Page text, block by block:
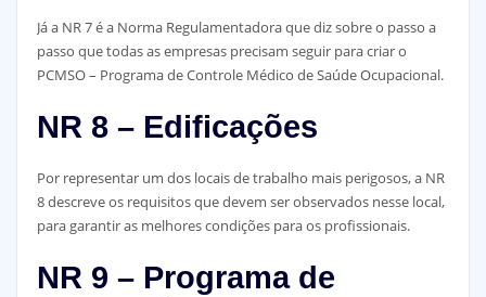
Já a NR 7 é a Norma Regulamentadora que diz sobre o passo a
passo que todas as empresas precisam seguir para criar o
PCMSO – Programa de Controle Médico de Saúde Ocupacional.
NR 8 – Edificações
Por representar um dos locais de trabalho mais perigosos, a NR
8 descreve os requisitos que devem ser observados nesse local,
para garantir as melhores condições para os profissionais.
NR 9 – Programa de